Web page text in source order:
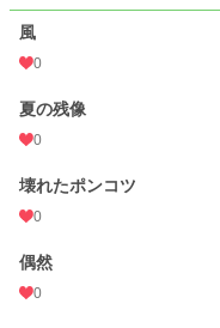
初回公開日時 2022.06.25 11:20
初回完結日時
月間ポイント
年間ポイント 98 pt (142,098 位)
累計ポイント
風
0
夏の残像
0
壊れたポンコツ
0
偶然
0